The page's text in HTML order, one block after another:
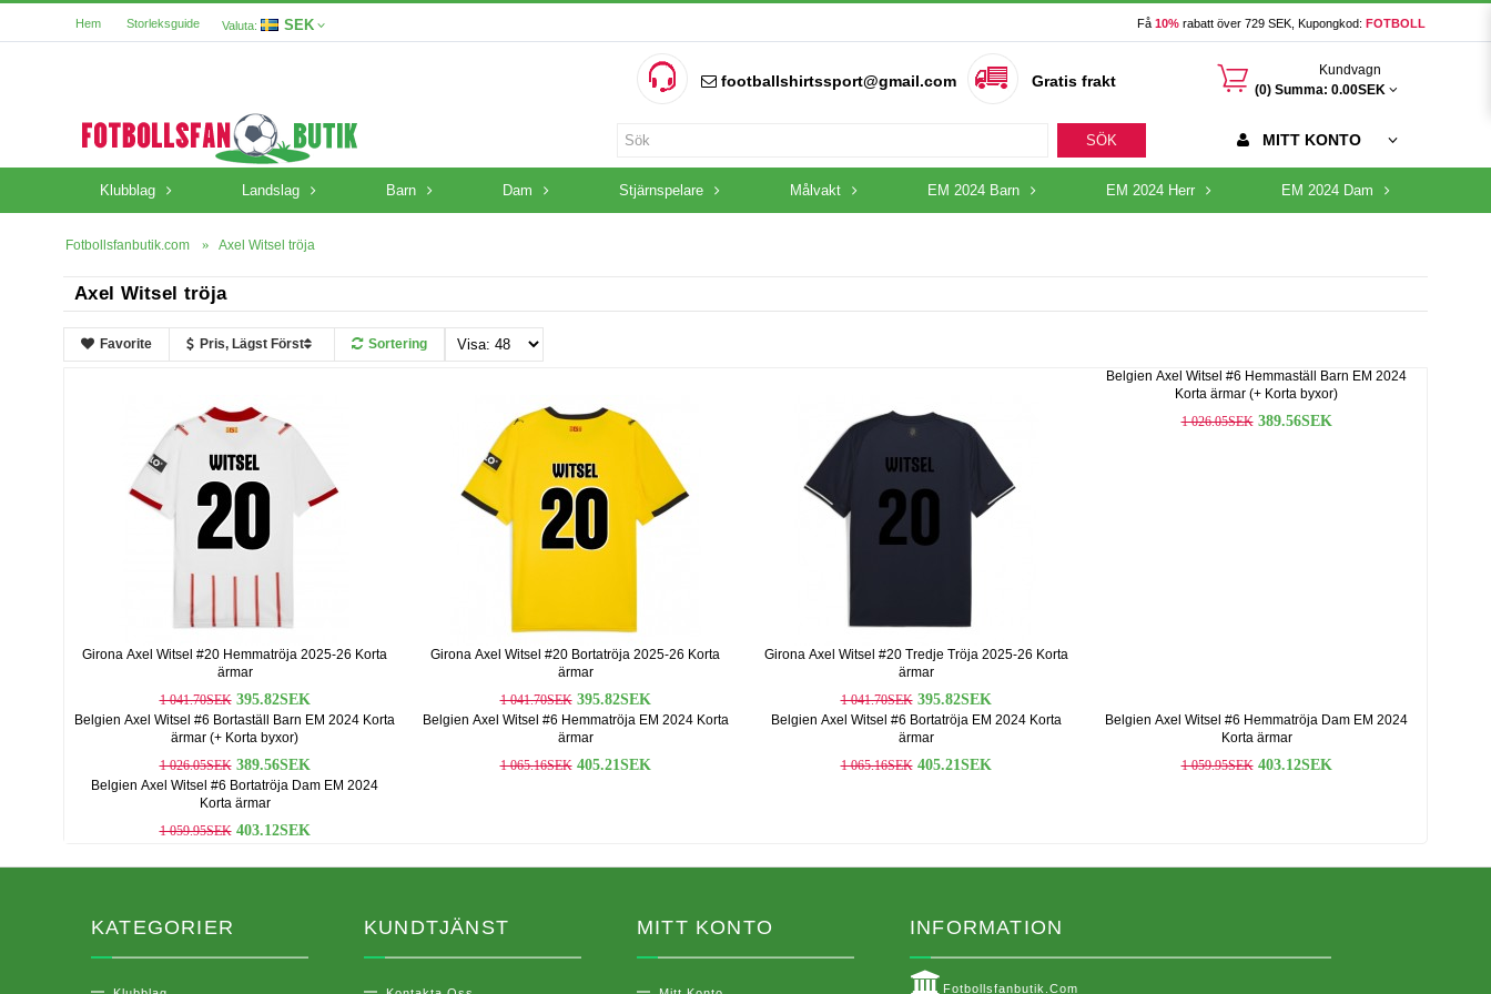
Hem Storleksguide Valuta: SEK Få 10% rabatt över 729 SEK, Kupongkod: FOTBOLL
footballshirtssport@gmail.com Gratis frakt 󰃦
Kundvagn
(0) Summa: 0.00SEK
SÖK MITT KONTO
Klubblag Landslag Barn Dam Stjärnspelare Målvakt EM 2024 Barn EM 2024 Herr EM 2024 Dam
Fotbollsfanbutik.com Axel Witsel tröja
Axel Witsel tröja
Favorite Pris, Lägst Först Sortering
Girona Axel Witsel #20 Hemmatröja 2025-26 Korta
ärmar
1 041.70SEK 395.82SEK
Girona Axel Witsel #20 Bortatröja 2025-26 Korta
ärmar
1 041.70SEK 395.82SEK
Girona Axel Witsel #20 Tredje Tröja 2025-26 Korta
ärmar
1 041.70SEK 395.82SEK
Belgien Axel Witsel #6 Hemmaställ Barn EM 2024
Korta ärmar (+ Korta byxor)
1 026.05SEK 389.56SEK
Belgien Axel Witsel #6 Bortaställ Barn EM 2024 Korta
ärmar (+ Korta byxor)
1 026.05SEK 389.56SEK
Belgien Axel Witsel #6 Hemmatröja EM 2024 Korta
ärmar
1 065.16SEK 405.21SEK
Belgien Axel Witsel #6 Bortatröja EM 2024 Korta
ärmar
1 065.16SEK 405.21SEK
Belgien Axel Witsel #6 Hemmatröja Dam EM 2024
Korta ärmar
1 059.95SEK 403.12SEK
Belgien Axel Witsel #6 Bortatröja Dam EM 2024
Korta ärmar
1 059.95SEK 403.12SEK
KATEGORIER KUNDTJÄNST MITT KONTO INFORMATION
Fotbollsfanbutik.com